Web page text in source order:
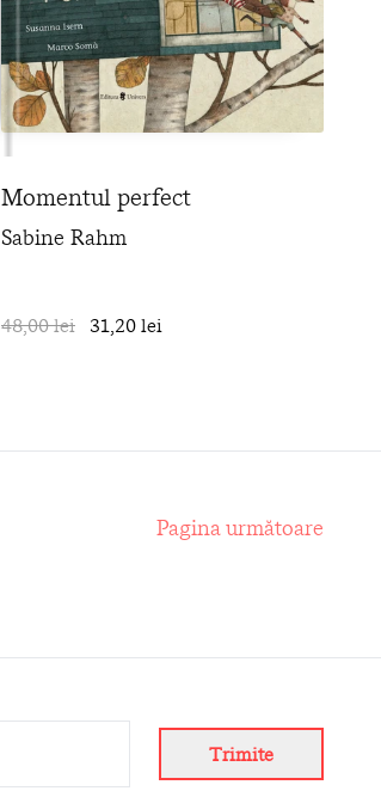
Momentul perfect
Sabine Rahm
48,00 lei 31,20 lei
Pagina următoare
Trimite